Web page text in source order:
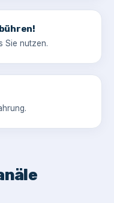
Sie nutzen.